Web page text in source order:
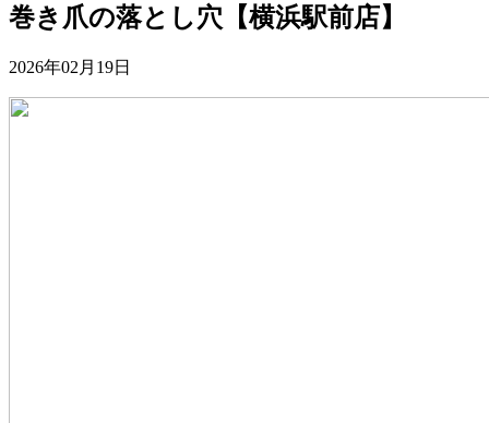
巻き爪の落とし穴【横浜駅前店】
2026年02月19日